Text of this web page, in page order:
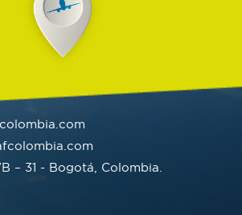
– 31 - Bogotá, Colombia.